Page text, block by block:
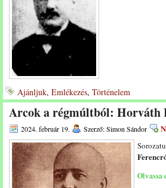
Ajánljuk, Emlékezés, Történelem
Arcok a régmúltból: Horváth
2024. február 19. Szerző: Simon Sándor
Olvassa